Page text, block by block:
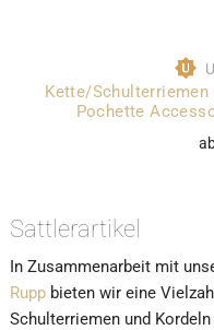
Kette/
Pochette
Sattlerartikel
In Zusammenarbeit mit
Rupp bieten wir eine
Schulterriemen und